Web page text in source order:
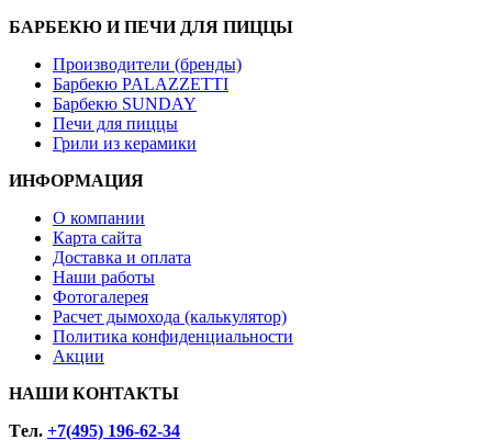
БАРБЕКЮ И ПЕЧИ ДЛЯ ПИЦЦЫ
Производители (бренды)
Барбекю PALAZZETTI
Барбекю SUNDAY
Печи для пиццы
Грили из керамики
ИНФОРМАЦИЯ
О компании
Карта сайта
Доставка и оплата
Наши работы
Фотогалерея
Расчет дымохода (калькулятор)
Политика конфиденциальности
Акции
НАШИ КОНТАКТЫ
Tел. +7(495) 196-62-34